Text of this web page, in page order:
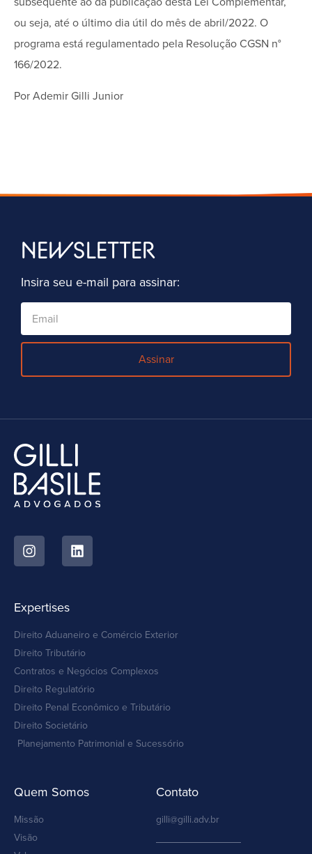
ou seja, até o último dia útil do mês de abril/2022. O
programa está regulamentado pela Resolução CGSN n°
166/2022.
Por Ademir Gilli Junior
NEWSLETTER
Insira seu e-mail para assinar:
Assinar
Expertises
Direito Aduaneiro e Comércio Exterior
Direito Tributário
Contratos e Negócios Complexos
Direito Regulatório
Direito Penal Econômico e Tributário
Direito Societário
Planejamento Patrimonial e Sucessório
Quem Somos
Missão
Visão
Contato
gilli@gilli.adv.br